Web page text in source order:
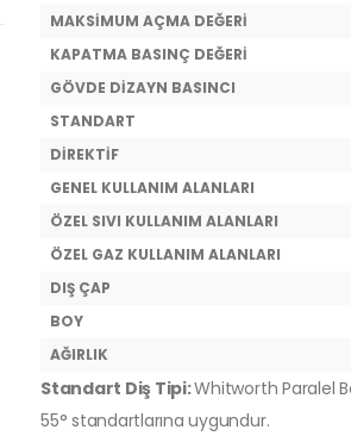
MAKSİMUM AÇMA DEĞERİ
KAPATMA BASINÇ DEĞERİ
GÖVDE DİZAYN BASINCI
STANDART
DİREKTİF
GENEL KULLANIM ALANLARI
ÖZEL SIVI KULLANIM ALANLARI
ÖZEL GAZ KULLANIM ALANLARI
DIŞ ÇAP
BOY
AĞIRLIK
Standart Diş Tipi:Whitworth Paralel
55° standartlarına uygundur.